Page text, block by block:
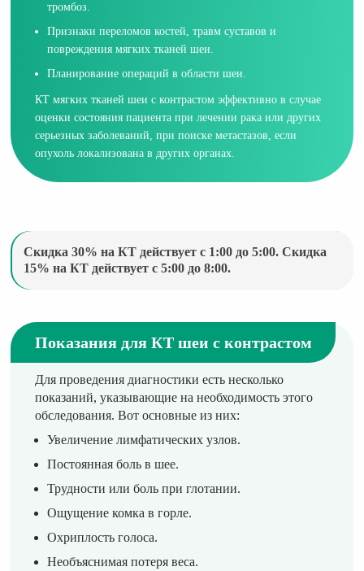
тромбоз.
Признаки переломов костей, травм суставов и
повреждения мягких тканей шеи.
Планирование операций в области шеи.
КТ мягких тканей шеи с контрастом эффективно в случае
оценки состояния пациента при лечении рака или других
серьезных заболеваний, при поиске метастазов, если
опухоль локализована в других органах.
Скидка 30% на КТ действует с 1:00 до 5:00. Скидка
15% на КТ действует с 5:00 до 8:00.
Показания для КТ шеи с контрастом
Для проведения диагностики есть несколько
показаний, указывающие на необходимость этого
обследования. Вот основные из них:
Увеличение лимфатических узлов.
Постоянная боль в шее.
Трудности или боль при глотании.
Ощущение комка в горле.
Охриплость голоса.
Необъяснимая потеря веса.